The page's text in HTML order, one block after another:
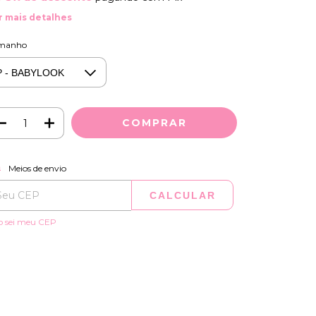
mais detalhes
para o CEP:
Meios de envio
CALCULAR
sei meu CEP